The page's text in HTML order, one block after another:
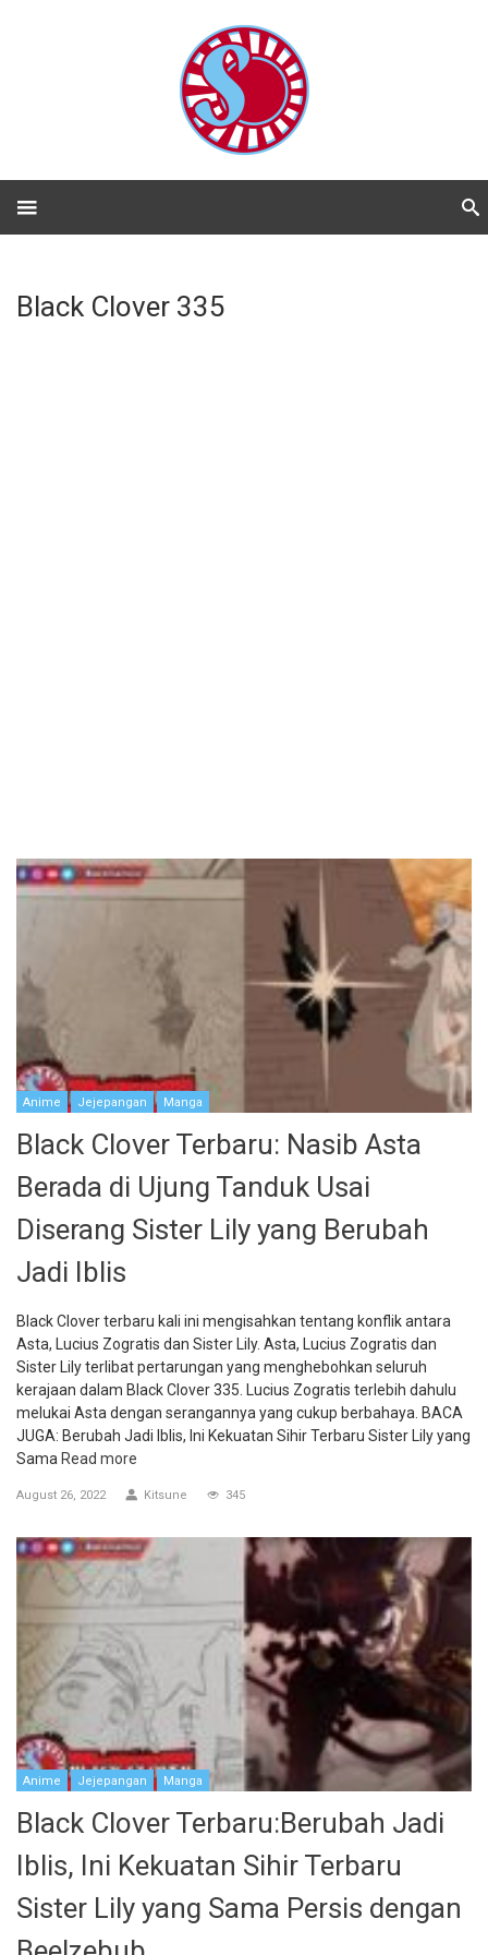
Black Clover 335
Anime Jejepangan Manga
Black Clover Terbaru: Nasib Asta
Berada di Ujung Tanduk Usai
Diserang Sister Lily yang Berubah
Jadi Iblis
Black Clover terbaru kali ini mengisahkan tentang konflik antara
Asta, Lucius Zogratis dan Sister Lily. Asta, Lucius Zogratis dan
Sister Lily terlibat pertarungan yang menghebohkan seluruh
kerajaan dalam Black Clover 335. Lucius Zogratis terlebih dahulu
melukai Asta dengan serangannya yang cukup berbahaya. BACA
JUGA: Berubah Jadi Iblis, Ini Kekuatan Sihir Terbaru Sister Lily yang
Sama Read more
August 26, 2022 Kitsune 345
Anime Jejepangan Manga
Black Clover Terbaru:Berubah Jadi
Iblis, Ini Kekuatan Sihir Terbaru
Sister Lily yang Sama Persis dengan